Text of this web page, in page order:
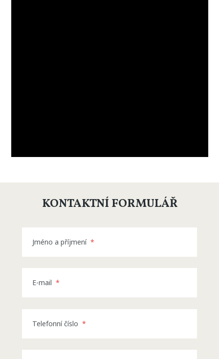
KONTAKTNÍ FORMULÁŘ
Jméno a příjmení *
E-mail *
Telefonní číslo *